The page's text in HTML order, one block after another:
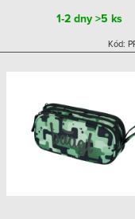
1-2 dny >5 ks
Kód: